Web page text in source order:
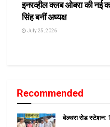
इनरव्हील क्लब ओबरा की नई
सिंह बनीं अध्यक्ष
July 25, 2026
Recommended
बेल्थरा रोड स्टेशन: